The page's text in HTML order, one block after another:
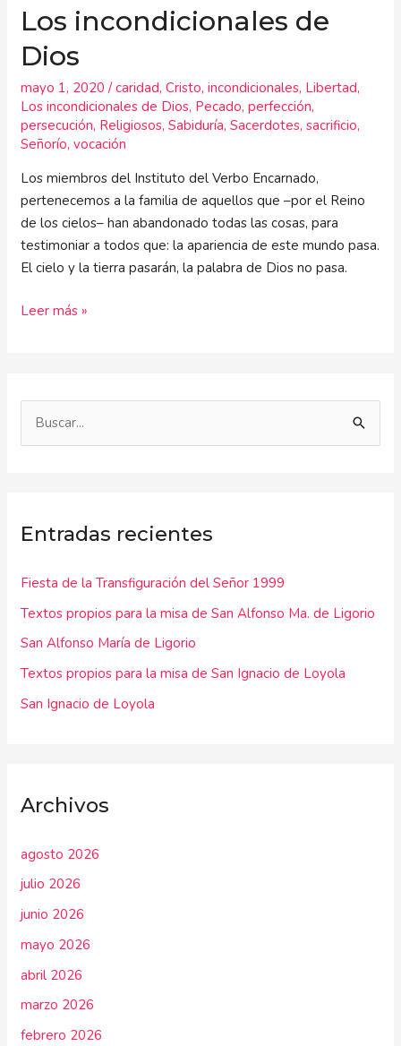
Los incondicionales de
Dios
mayo 1, 2020/caridad,Cristo,incondicionales, Libertad,
Los incondicionales de Dios, Pecado,perfección,
persecución, Religiosos,Sabiduría,Sacerdotes,sacrificio,
Señorío,vocación
Los miembros del Instituto del Verbo Encarnado,
pertenecemos a la familia de aquellos que –por el Reino
de los cielos– han abandonado todas las cosas, para
testimoniar a todos que: la apariencia de este mundo pasa.
El cielo y la tierra pasarán, la palabra de Dios no pasa.
Leer más »
a
p
o
r
:
Entradas recientes
Fiesta de la Transfiguración del Señor 1999
Textos propios para la misa de San Alfonso Ma. de Ligorio
San Alfonso María de Ligorio
Textos propios para la misa de San Ignacio de Loyola
San Ignacio de Loyola
Archivos
agosto 2026
julio 2026
junio 2026
mayo 2026
abril 2026
marzo 2026
febrero 2026